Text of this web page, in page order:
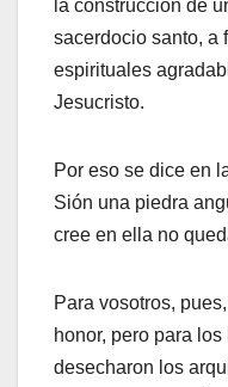
la construcción de
sacerdocio santo, a
espirituales
Jesucristo.
Por eso se dice en
Sión una piedra
cree en ella no
Para vosotros,
honor, pero para
desecharon los